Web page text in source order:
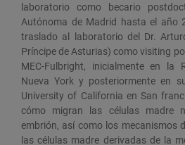
laboratorio como becario
Autónoma de Madrid hasta el año
traslado al laboratorio del Dr.
Príncipe de Asturias) como visiting
MEC-Fulbright, inicialmente en la
Nueva York y posteriormente en
University of California en San
cómo migran las células madre
embrión, así como los mecanismos
las células madre derivadas de la